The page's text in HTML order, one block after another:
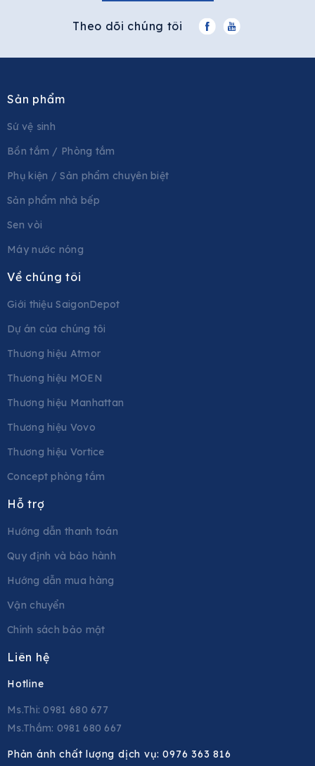
Theo dõi chúng tôi
Sản phẩm
Sứ vệ sinh
Bồn tắm / Phòng tắm
Phụ kiện / Sản phẩm chuyên biệt
Sản phẩm nhà bếp
Sen vòi
Máy nước nóng
Về chúng tôi
Giới thiệu SaigonDepot
Dự án của chúng tôi
Thương hiệu Atmor
Thương hiệu MOEN
Thương hiệu Manhattan
Thương hiệu Vovo
Thương hiệu Vortice
Concept phòng tắm
Hỗ trợ
Hướng dẫn thanh toán
Quy định và bảo hành
Hướng dẫn mua hàng
Vận chuyển
Chính sách bảo mật
Liên hệ
Hotline
Ms.Thi: 0981 680 677
Ms.Thắm: 0981 680 667
Phản ánh chất lượng dịch vụ:0976 363 816